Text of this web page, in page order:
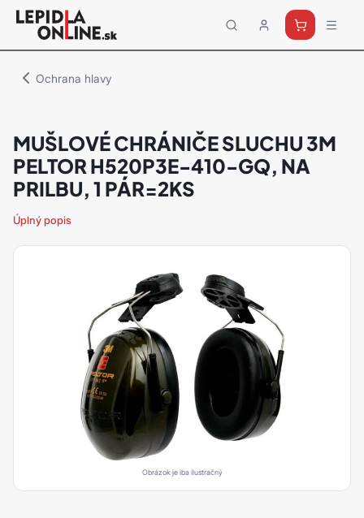
Priemyselné
lepidlá
Ochrana hlavy
MUŠLOVÉ CHRÁNIČE SLUCHU 3M
PELTOR H520P3E-410-GQ, NA
PRILBU, 1 PÁR=2KS
Úplný popis
Obrázok je iba ilustračný